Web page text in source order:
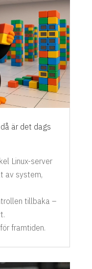
är det dags
Linux-server
av system,
tillbaka –
framtiden.